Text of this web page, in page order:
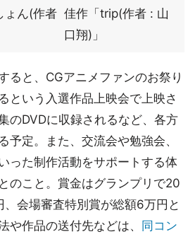
ょん(作者 佳作「trip(作者 : 山
口翔)」
ると、CGアニメファンのお祭り
という入選作品上映会で上映さ
のDVDに収録されるなど、各方
予定。また、交流会や勉強会、
った制作活動をサポートする体
のこと。賞金はグランプリで20
会場審査特別賞が総額6万円と
や作品の送付先などは、 同コン